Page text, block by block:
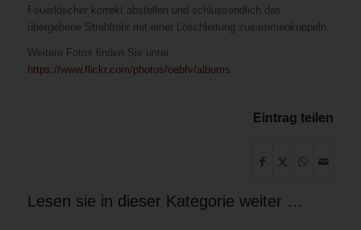
Feuerlöscher korrekt abstellen und schlussendlich das
übergebene Strahlrohr mit einer Löschleitung zusammenkuppeln.
Weitere Fotos finden Sie unter
https://www.flickr.com/photos/oebfv/albums
Eintrag teilen
Lesen sie in dieser Kategorie weiter …